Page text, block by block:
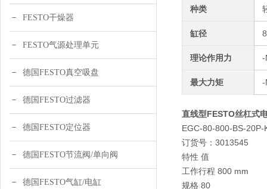
FESTO干燥器
FESTO气源处理单元
德国FESTO真空吸盘
德国FESTO过滤器
德国FESTO定位器
德国FESTO节流阀/单向阀
德国FESTO气缸/电缸
种类
缸径
理论作用力 -
最大力矩 -
直线型FESTO丝杠式
EGC-80-800-BS-
订货号：3013545
特性 值
工作行程 800 mm
规格 80